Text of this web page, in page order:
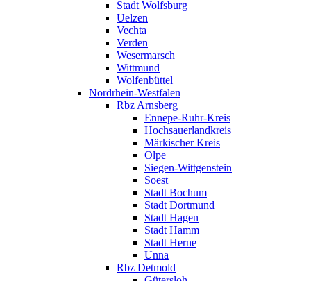
Stadt Wolfsburg
Uelzen
Vechta
Verden
Wesermarsch
Wittmund
Wolfenbüttel
Nordrhein-Westfalen
Rbz Arnsberg
Ennepe-Ruhr-Kreis
Hochsauerlandkreis
Märkischer Kreis
Olpe
Siegen-Wittgenstein
Soest
Stadt Bochum
Stadt Dortmund
Stadt Hagen
Stadt Hamm
Stadt Herne
Unna
Rbz Detmold